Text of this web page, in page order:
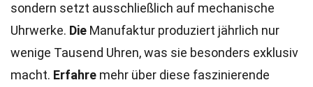
sondern setzt ausschließlich auf mechanische
Uhrwerke. Die Manufaktur produziert jährlich nur
wenige Tausend Uhren, was sie besonders exklusiv
macht. Erfahre mehr über diese faszinierende